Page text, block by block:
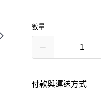
數量
付款與運送方式